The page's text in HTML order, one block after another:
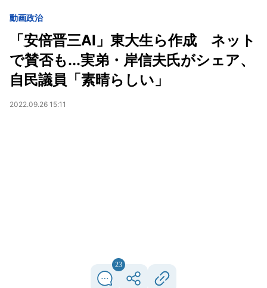
動画政治
「安倍晋三AI」東大生ら作成 ネット
で賛否も...実弟・岸信夫氏がシェア、
自民議員「素晴らしい」
2022.09.26 15:11
23